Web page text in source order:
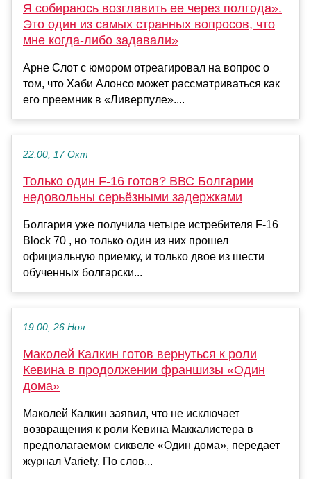
Я собираюсь возглавить ее через полгода».
Это один из самых странных вопросов, что
мне когда-либо задавали»
Арне Слот с юмором отреагировал на вопрос о
том, что Хаби Алонсо может рассматриваться как
его преемник в «Ливерпуле»....
22:00, 17 Окт
Только один F-16 готов? ВВС Болгарии
недовольны серьёзными задержками
Болгария уже получила четыре истребителя F-16
Block 70 , но только один из них прошел
официальную приемку, и только двое из шести
обученных болгарски...
19:00, 26 Ноя
Маколей Калкин готов вернуться к роли
Кевина в продолжении франшизы «Один
дома»
Маколей Калкин заявил, что не исключает
возвращения к роли Кевина Маккалистера в
предполагаемом сиквеле «Один дома», передает
журнал Variety. По слов...